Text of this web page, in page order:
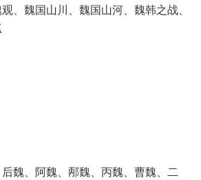
、魏国山川、魏国山河、魏韩之战、
魏、阿魏、邴魏、丙魏、曹魏、二